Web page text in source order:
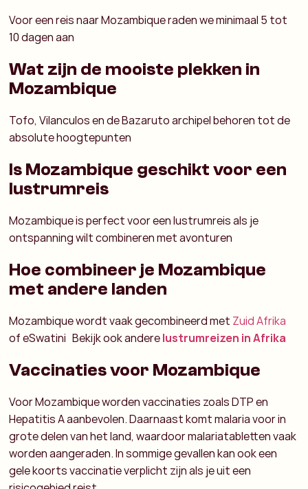
Voor een reis naar Mozambique raden we minimaal 5 tot
10 dagen aan
Wat zijn de mooiste plekken in
Mozambique
Tofo, Vilanculos en de Bazaruto archipel behoren tot de
absolute hoogtepunten
Is Mozambique geschikt voor een
lustrumreis
Mozambique is perfect voor een lustrumreis als je
ontspanning wilt combineren met avonturen
Hoe combineer je Mozambique
met andere landen
Mozambique wordt vaak gecombineerd met Zuid Afrika
of eSwatini Bekijk ook anderelustrumreizen in Afrika
Vaccinaties voor Mozambique
Voor Mozambique worden vaccinaties zoals DTP en
Hepatitis A aanbevolen. Daarnaast komt malaria voor in
grote delen van het land, waardoor malariatabletten vaak
worden aangeraden. In sommige gevallen kan ook een
gele koorts vaccinatie verplicht zijn als je uit een